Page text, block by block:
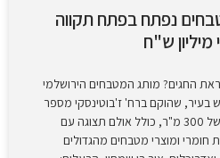
נפתח בפתח תקווה
ש"ח
החגים? מותג המטבחים הירושלמי
בעיר, שהוקם ברח' ז'בוטינסקי מספר
96. הסניף, המשתרע על שטח של 300 מ"ר, כולל אולם תצוגה עם
ומוצרי מטבחים מהגדולים